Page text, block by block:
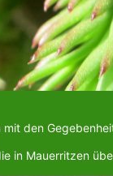
den
in Mauerritzen